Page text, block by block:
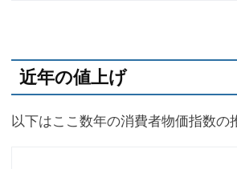
近年の値上げ
以下はここ数年の消費者物価指数の